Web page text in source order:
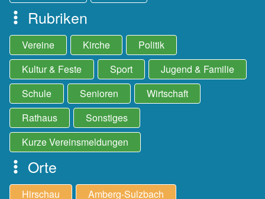
Rubriken
Vereine Kirche
Politik
Kultur & Feste
Sport
Jugend & Familie
Schule
Senioren
Wirtschaft
Rathaus
Sonstiges
Kurze Vereinsmeldungen
Orte
Hirschau Amberg-Sulzbach